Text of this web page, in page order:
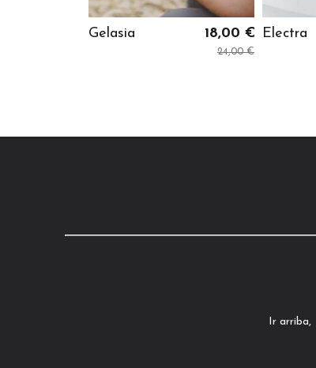
Gelasia 18,00 €
24,00 €
Electra
Ir arriba